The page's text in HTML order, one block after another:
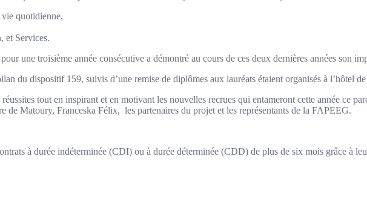
quotidienne,
et Services.
une troisième année consécutive a démontré au cours de ces deux dernières années son
du dispositif 159, suivis d’une remise de diplômes aux lauréats étaient organisés à l’hôtel
tout en inspirant et en motivant les nouvelles recrues qui entameront cette année ce
de Matoury, Franceska Félix, les partenaires du projet et les représentants de la FAPEEG.
à durée indéterminée (CDI) ou à durée déterminée (CDD) de plus de six mois grâce à